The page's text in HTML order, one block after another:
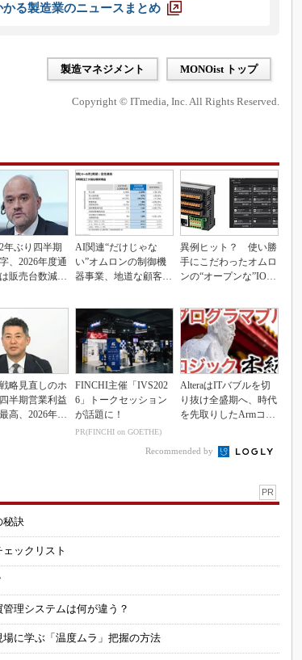
る製造業のニュースまとめ
製造マネジメント MONOist トップ
Copyright © ITmedia, Inc. All Rights Reserved.
年ぶり四半期
、2026年度通
販売台数減も
AI関連“だけじゃな
い”オムロンの制御機
器事業、地道な顧客基
異例ヒット？ 使い勝
手にこだわったオムロ
ンの“オープンな”IO-L
略見直しのホ
半期営業利益
高、2026年度
FINCHI主催「IVS202
6」トークセッション
が話題に！
PR(FINCHI on GOETHE)
AlteraはITバブルを切
り抜け全盛期へ、時代
を先取りしたArmコア
Recommended by
PR
秘訣
ックリスト
理システムは何が違う？
に学ぶ「温度ムラ」把握の方法